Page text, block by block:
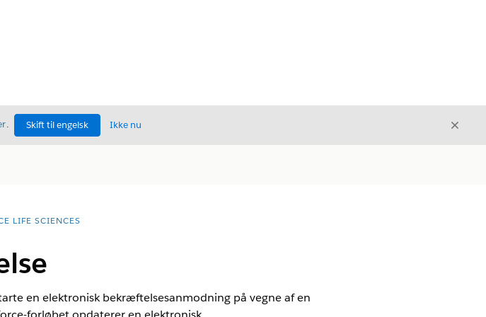
. Skift til engelsk Ikke nu Luk
LIFE SCIENCES
en elektronisk bekræftelsesanmodning på vegne af en